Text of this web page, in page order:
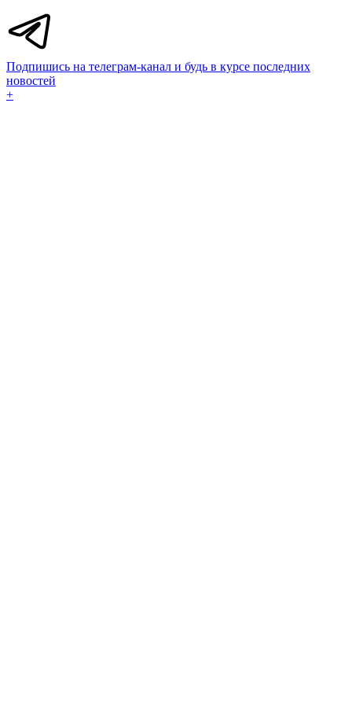
Подпишись на телеграм-канал и будь в курсе последних
новостей
+